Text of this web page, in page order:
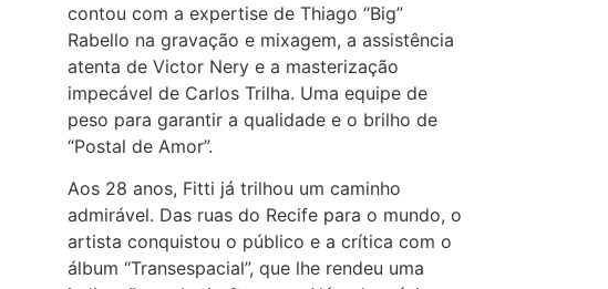
contou com a expertise de Thiago “Big”
Rabello na gravação e mixagem, a assistência
atenta de Victor Nery e a masterização
impecável de Carlos Trilha. Uma equipe de
peso para garantir a qualidade e o brilho de
“Postal de Amor”.
Aos 28 anos, Fitti já trilhou um caminho
admirável. Das ruas do Recife para o mundo, o
artista conquistou o público e a crítica com o
álbum “Transespacial”, que lhe rendeu uma